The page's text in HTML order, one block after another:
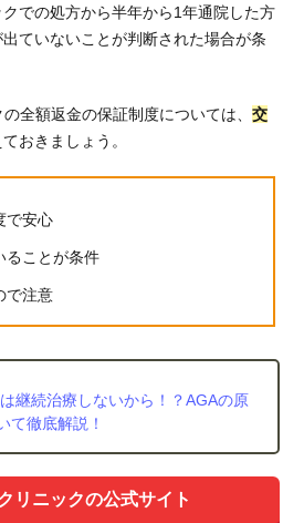
での処方から半年から1年通院した方
ていないことが判断された場合が条
の全額返金の保証制度については、交
おきましょう。
で安心
ることが条件
で注意
継続治療しないから！？AGAの原
て徹底解説！
リニックの公式サイト